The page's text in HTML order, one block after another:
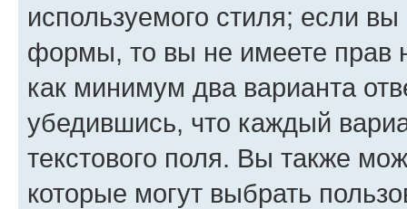
используемого стиля; если
формы, то вы не имеете прав
как минимум два варианта
убедившись, что каждый
текстового поля. Вы также
которые могут выбрать